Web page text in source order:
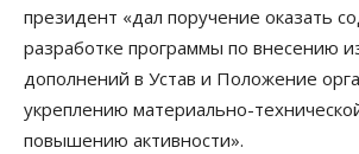
президент «дал поручение оказать
разработке программы по внесению
дополнений в Устав и Положение
укреплению материально-
повышению активности».